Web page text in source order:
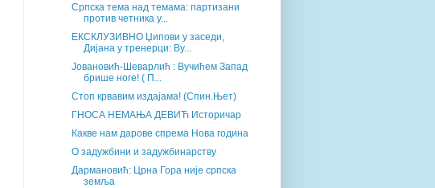
Српска тема над темама: партизани
против четника у...
ЕКСКЛУЗИВНО Џипови у заседи,
Дијана у тренерци: Ву...
Јовановић-Шеварлић : Вучићем Запад
брише ноге! ( П...
Стоп крвавим издајама! (Спин.Њет)
ГНОСА НЕМАЊА ДЕВИЋ Историчар
Какве нам дарове спрема Нова година
О задужбини и задужбинарству
Дармановић: Црна Гора није српска
земља